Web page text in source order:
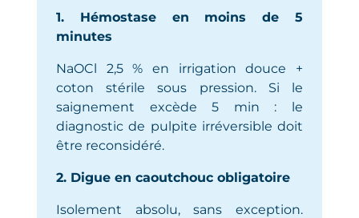
1. Hémostase en moins de 5
minutes
NaOCl 2,5 % en irrigation douce +
coton stérile sous pression. Si le
saignement excède 5 min : le
diagnostic de pulpite irréversible doit
être reconsidéré.
2. Digue en caoutchouc obligatoire
Isolement absolu, sans exception.